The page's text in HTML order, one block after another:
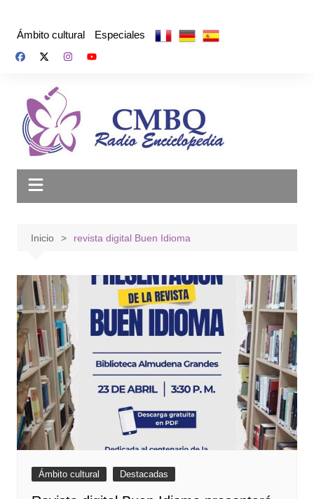
Ámbito cultural Especiales
Inicio revista digital Buen Idioma
Ámbito cultural Destacadas